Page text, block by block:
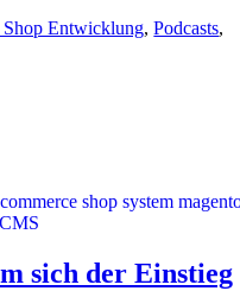
Shop Entwicklung,Podcasts,
sich der Einstieg